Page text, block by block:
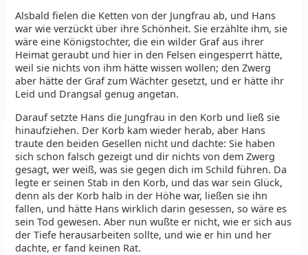
Alsbald fielen die Ketten von der Jungfrau ab, und Hans
war wie verzückt über ihre Schönheit. Sie erzählte ihm, sie
wäre eine Königstochter, die ein wilder Graf aus ihrer
Heimat geraubt und hier in den Felsen eingesperrt hätte,
weil sie nichts von ihm hätte wissen wollen; den Zwerg
aber hätte der Graf zum Wächter gesetzt, und er hätte ihr
Leid und Drangsal genug angetan.
Darauf setzte Hans die Jungfrau in den Korb und ließ sie
hinaufziehen. Der Korb kam wieder herab, aber Hans
traute den beiden Gesellen nicht und dachte: Sie haben
sich schon falsch gezeigt und dir nichts von dem Zwerg
gesagt, wer weiß, was sie gegen dich im Schild führen. Da
legte er seinen Stab in den Korb, und das war sein Glück,
denn als der Korb halb in der Höhe war, ließen sie ihn
fallen, und hätte Hans wirklich darin gesessen, so wäre es
sein Tod gewesen. Aber nun wußte er nicht, wie er sich aus
der Tiefe herausarbeiten sollte, und wie er hin und her
dachte, er fand keinen Rat.